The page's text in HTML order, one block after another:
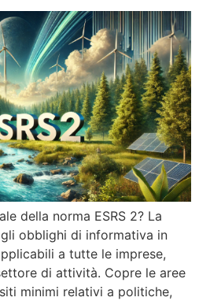
della norma ESRS 2? La
obblighi di informativa in
a tutte le imprese,
di attività. Copre le aree
minimi relativi a politiche,